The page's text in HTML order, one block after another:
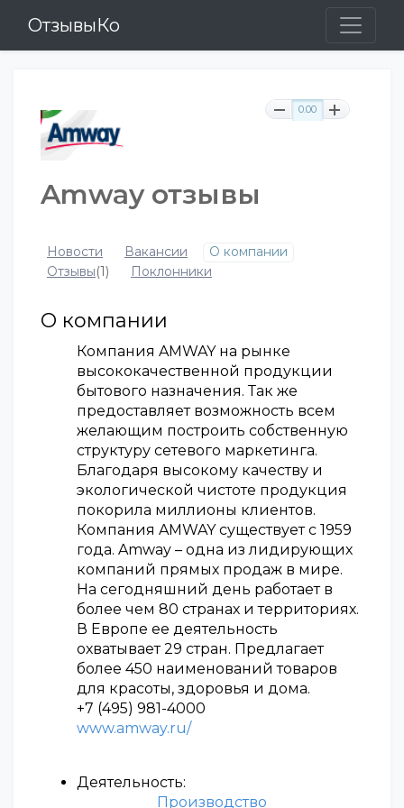
ОтзывыКо
0.00
Amway отзывы
Новости Вакансии
О компании
Отзывы(1) Поклонники
О компании
Компания AMWAY на рынке
высококачественной продукции
бытового назначения. Так же
предоставляет возможность всем
желающим построить собственную
структуру сетевого маркетинга.
Благодаря высокому качеству и
экологической чистоте продукция
покорила миллионы клиентов.
Компания AMWAY существует с 1959
года. Amway – одна из лидирующих
компаний прямых продаж в мире.
На сегодняшний день работает в
более чем 80 странах и территориях.
В Европе ее деятельность
охватывает 29 стран. Предлагает
более 450 наименований товаров
для красоты, здоровья и дома.
+7 (495) 981-4000
www.amway.ru/
Деятельность:
Производство